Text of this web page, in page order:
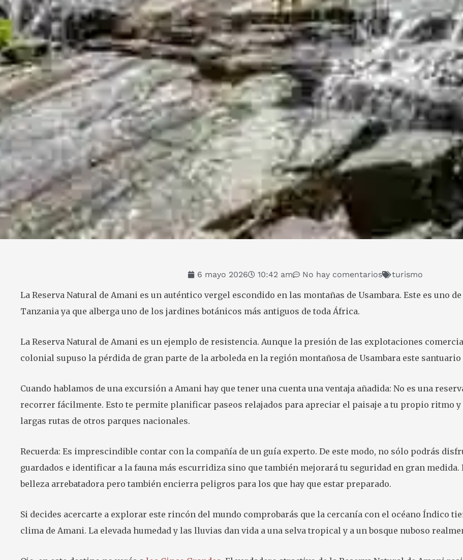
6 mayo 2026 10:42 am No hay comentarios turismo
La Reserva Natural de Amani es un auténtico vergel escondido en las montañas de Usambara. Este es uno
Tanzania ya que alberga uno de los jardines botánicos más antiguos de toda África.
La Reserva Natural de Amani es un ejemplo de resistencia. Aunque la presión de las explotaciones
colonial supuso la pérdida de gran parte de la arboleda en la región montañosa de Usambara este
Cuando hablamos de una excursión a Amani hay que tener una cuenta una ventaja añadida: No es una
recorrer fácilmente. Esto te permite planificar paseos relajados para apreciar el paisaje a tu propio ritmo y
largas rutas de otros parques nacionales.
Recuerda: Es imprescindible contar con la compañía de un guía experto. De este modo, no sólo podrás
guardados e identificar a la fauna más escurridiza sino que también mejorará tu seguridad en gran medida.
belleza arrebatadora pero también encierra peligros para los que hay que estar preparado.
Si decides acercarte a explorar este rincón del mundo comprobarás que la cercanía con el océano Índico
clima de Amani. La elevada humedad y las lluvias dan vida a una selva tropical y a un bosque nuboso